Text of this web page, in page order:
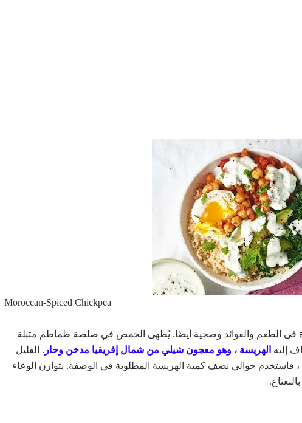
فى الطعم والفوائد وصحية أيضًا. يُطهى الحمص في صلصة طماطم متبلة
إليه الهريسة ، وهو معجون شيلي من شمال إفريقيا مدخن وحار . القليل
، فاستخدم حوالي نصف كمية الهريسة المطلوبة في الوصفة. يتوازن الوعاء